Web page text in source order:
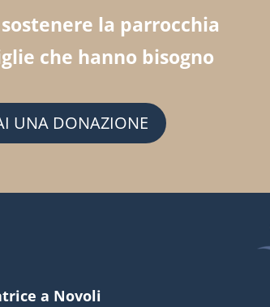
la parrocchia
che hanno bisogno
UNA DONAZIONE
a Novoli